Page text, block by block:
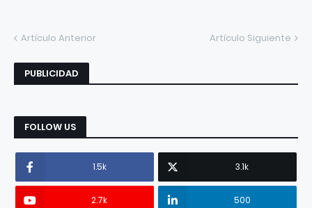
Artículo Anterior Artículo Siguiente
PUBLICIDAD
FOLLOW US
1.5k 3.1k
2.7k 500